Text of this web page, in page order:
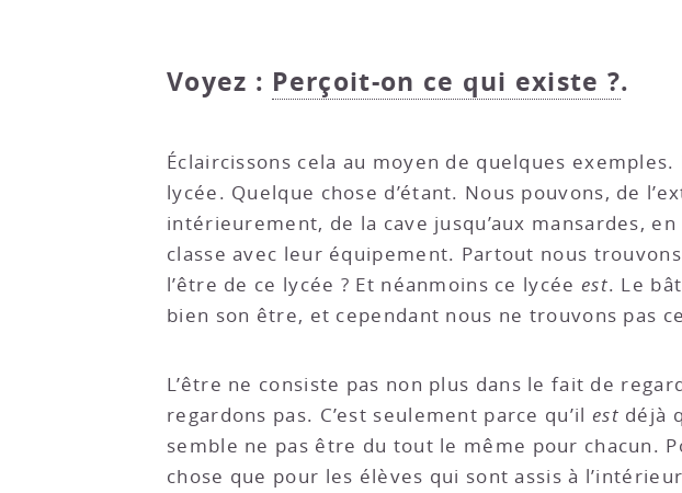
Voyez : Perçoit-on ce qui existe ?.
Éclaircissons cela au moyen de quelques
lycée. Quelque chose d’étant. Nous pouvons, de
intérieurement, de la cave jusqu’aux mansardes,
classe avec leur équipement. Partout nous
l’être de ce lycée ? Et néanmoins ce lycée est. Le
bien son être, et cependant nous ne trouvons pas
L’être ne consiste pas non plus dans le fait de
regardons pas. C’est seulement parce qu’il est déjà
semble ne pas être du tout le même pour chacun.
chose que pour les élèves qui sont assis à